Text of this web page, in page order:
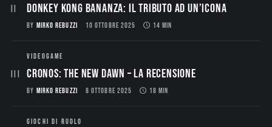
Donkey Kong Bananza: Il Tributo ad un’Icona
BY MIRKO REBUZZI 10 OTTOBRE 2025 14 MIN
VIDEOGAME
CRONOS: THE NEW DAWN – La Recensione
BY MIRKO REBUZZI 8 OTTOBRE 2025 18 MIN
GIOCHI DI RUOLO